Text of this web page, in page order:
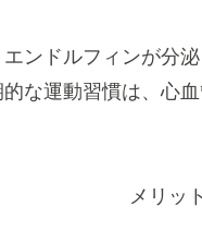
ンドルフィンが分
な運動習慣は、心
メリッ